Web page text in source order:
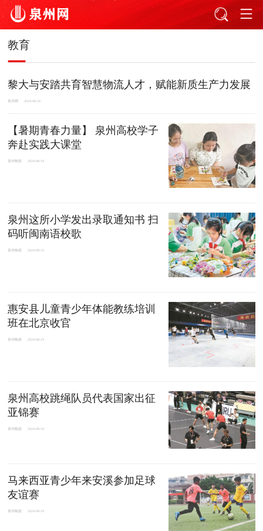
教育
黎大与安踏共育智慧物流人才，赋能新质生产力发展
泉州网 2024-08-20
【暑期青春力量】 泉州高校学子
奔赴实践大课堂
泉州晚报 2024-08-19
泉州这所小学发出录取通知书 扫
码听闽南语校歌
泉州晚报 2024-08-19
惠安县儿童青少年体能教练培训
班在北京收官
泉州晚报 2024-08-19
泉州高校跳绳队员代表国家出征
亚锦赛
泉州晚报 2024-08-19
马来西亚青少年来安溪参加足球
友谊赛
泉州晚报 2024-08-19